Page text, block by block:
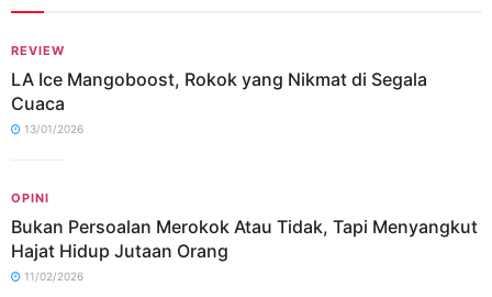
REVIEW
LA Ice Mangoboost, Rokok yang Nikmat di Segala
Cuaca
13/01/2026
OPINI
Bukan Persoalan Merokok Atau Tidak, Tapi Menyangkut
Hajat Hidup Jutaan Orang
11/02/2026